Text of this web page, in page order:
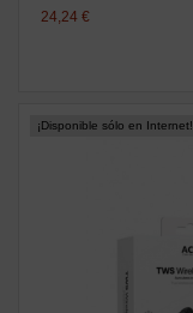
24,24 €
¡Disponible sólo en Internet!